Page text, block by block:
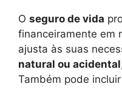
O seguro de vida
financeiramente em
ajusta às suas
natural ou acidental
Também pode